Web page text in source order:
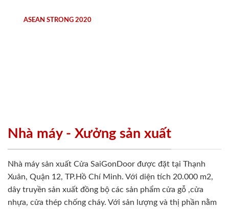
ASEAN STRONG 2020
Nhà máy - Xưởng sản xuất
Nhà máy sản xuất Cửa SaiGonDoor được đặt tại Thạnh
Xuân, Quận 12, TP.Hồ Chí Minh. Với diện tích 20.000 m2,
dây truyền sản xuất đồng bộ các sản phẩm cửa gỗ ,cửa
nhựa, cửa thép chống cháy. Với sản lượng và thị phần nằm